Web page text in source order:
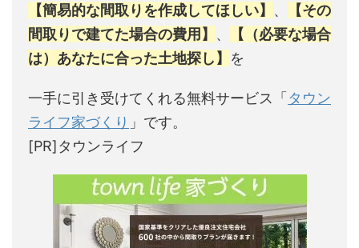
【簡易的な間取りを作成してほしい】 、
【その
間取りで建てた場合の費用】 、
【（必要な場合
は）あなたに合った土地探し】 を
一手に引き受けてくれる無料サービス「タウン
ライフ家づくり 」です。
[PR]タウンライフ